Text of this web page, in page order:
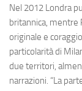
Nel 2012 Londra
britannica, mentre
originale e
particolarità di
due territori,
narrazioni. “La